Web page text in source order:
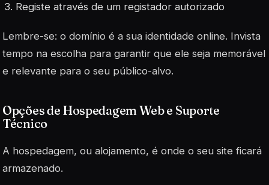
Registe através de um registador autorizado
Lembre-se: o domínio é a sua identidade online. Invista
tempo na escolha para garantir que ele seja memorável
e relevante para o seu público-alvo.
Opções de Hospedagem Web e Suporte
Técnico
A hospedagem, ou alojamento, é onde o seu site ficará
armazenado.